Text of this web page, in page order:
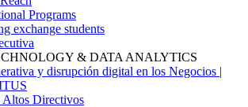
Programs
exchange students
& DATA ANALYTICS
y disrupción digital en los Negocios |
Altos Directivos